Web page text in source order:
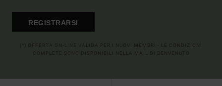
REGISTRARSI